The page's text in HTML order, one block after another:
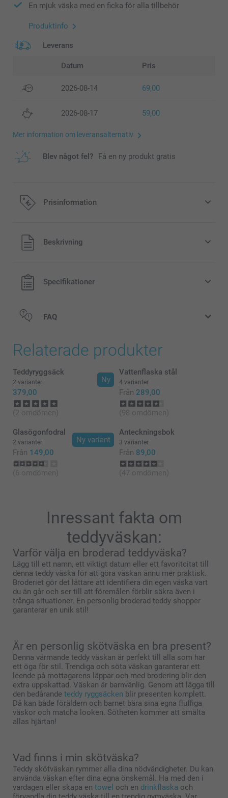
En mjuk väska med en ficka för alla tillbehör
Produktinfo
Leverans
Datum Pris
2026-08-14 69,00
2026-08-17 59,00
Mer information om leveransalternativ
Blev något fel? Få en ny produkt gratis
Prisinformation
Alla priser är i svenska kronor (SEK), inklusive moms och
exklusive porto.
Beskrivning
Specifikationer
FAQ
Relaterade produkter
Ny
Teddyryggsäck
2 varianter
379,00
(2 omdömen)
Vattenflaska stål
4 varianter
Från 289,00
(98 omdömen)
Ny variant
Glasögonfodral
2 varianter
Från 149,00
(6 omdömen)
Anteckningsbok
3 varianter
Från 89,00
(47 omdömen)
Inressant fakta om
teddyväskan:
Varför välja en broderad teddyväska?
Lägg till ett namn, ett viktigt datum eller ett favoritcitat till
denna teddy väska för att göra väskan ännu mer praktisk.
Broderiet gör det lättare att identifiera din egen väska vart
du än går och ser till att föremålen förblir säkra även i
trånga situationer. En personlig broderad teddy shopper
garanterar en unik stil!
Är en personlig skötväska en bra present?
Denna värmande teddy väskan är perfekt till alla som har
ett öga för stil. Trendiga och söta väskan garanterar ett
leende på mottagarens läppar och med brodering blir den
extra uppskattad. Väskan är barnvänlig. Genom att lägga till
den bedårande teddy ryggsäcken blir presenten komplett.
Då kan både föräldern och barnet bära sina egna fluffiga
väskor och matcha looken. Sötheten kommer att smälta
allas hjärtan!
Vad finns i min skötväska?
Teddy skötväskan rymmer alla dina nödvändigheter. Du kan
använda väskan efter dina egna önskemål. Ha med den i
vardagen eller skapa en towel och en drinkflaska och